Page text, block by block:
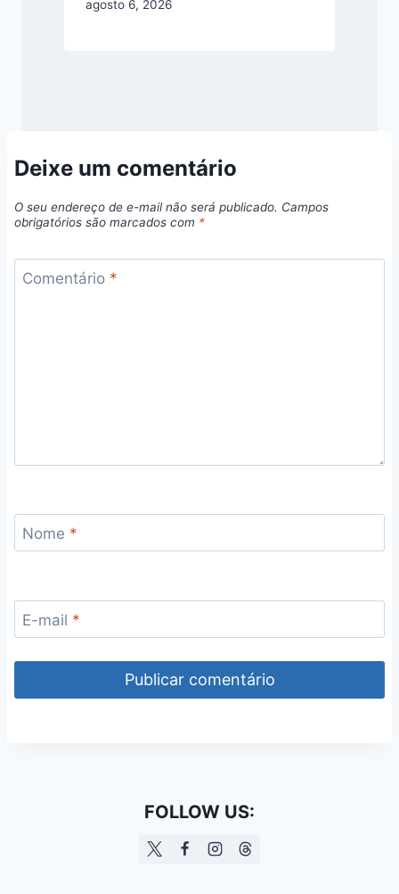
agosto 6, 2026
Deixe um comentário
O seu endereço de e-mail não será publicado. Campos
obrigatórios são marcados com *
Comentário *
Nome *
E-mail *
FOLLOW US: